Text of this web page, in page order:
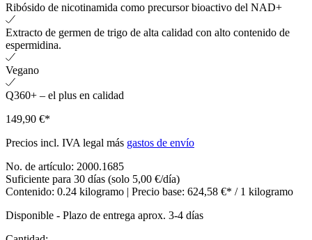
Ribósido de nicotinamida como precursor bioactivo del NAD+
Extracto de germen de trigo de alta calidad con alto contenido de
espermidina.
Vegano
Q360+ – el plus en calidad
149,90 €*
Precios incl. IVA legal más gastos de envío
No. de artículo: 2000.1685
Suficiente para 30 días (solo 5,00 €/día)
Contenido: 0.24 kilogramo | Precio base: 624,58 €* / 1 kilogramo
Disponible - Plazo de entrega aprox. 3-4 días